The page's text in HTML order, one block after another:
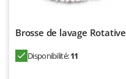
Brosse de lavage Rotative
Disponibilité:11